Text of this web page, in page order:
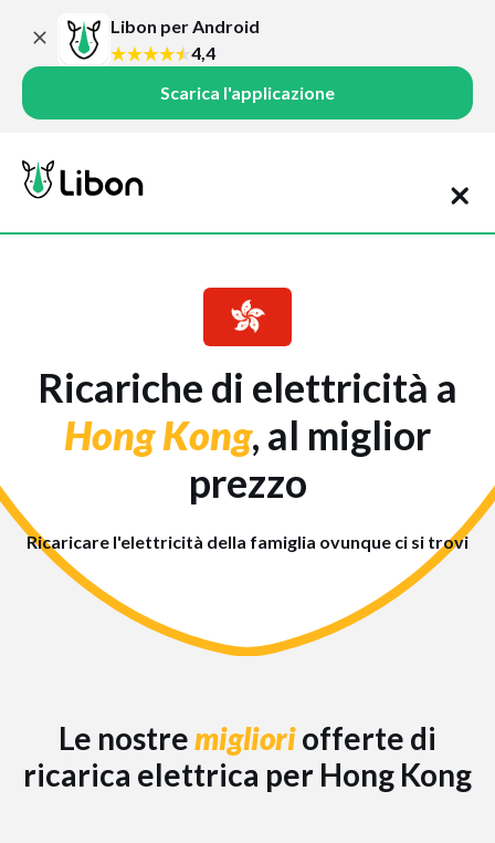
Libon per Android
4,4
Scarica l'applicazione
Ricariche di elettricità a
Hong Kong, al miglior
prezzo
Ricaricare l'elettricità della famiglia ovunque ci si trovi
Le nostremiglioriofferte di
ricarica elettrica per Hong Kong